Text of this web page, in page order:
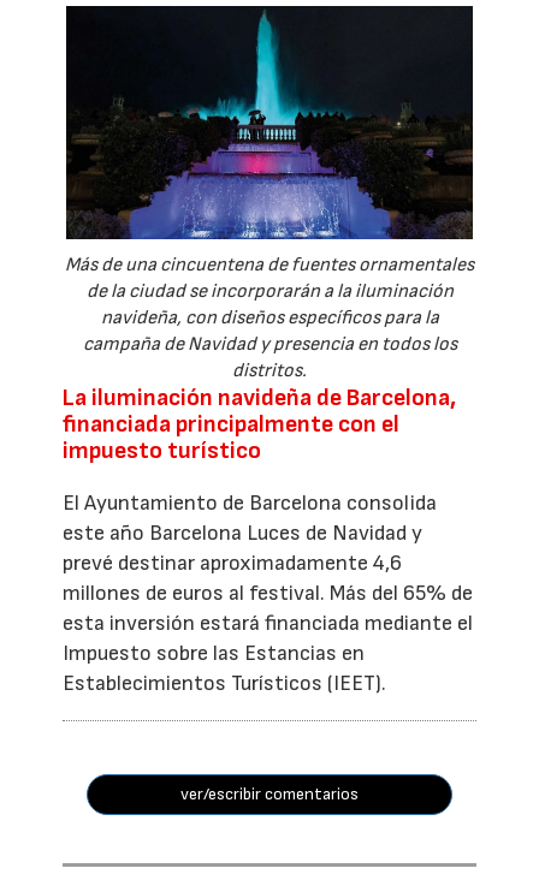
Más de una cincuentena de fuentes ornamentales
de la ciudad se incorporarán a la iluminación
navideña, con diseños específicos para la
campaña de Navidad y presencia en todos los
distritos.
La iluminación navideña de Barcelona,
financiada principalmente con el
impuesto turístico
El Ayuntamiento de Barcelona consolida
este año Barcelona Luces de Navidad y
prevé destinar aproximadamente 4,6
millones de euros al festival. Más del 65% de
esta inversión estará financiada mediante el
Impuesto sobre las Estancias en
Establecimientos Turísticos (IEET).
ver/escribir comentarios